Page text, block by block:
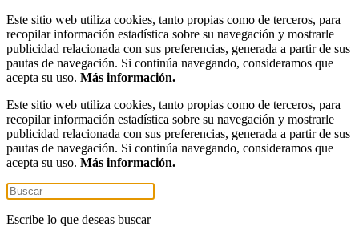
Este sitio web utiliza cookies, tanto propias como de terceros, para
recopilar información estadística sobre su navegación y mostrarle
publicidad relacionada con sus preferencias, generada a partir de sus
pautas de navegación. Si continúa navegando, consideramos que
acepta su uso. Más información.
Este sitio web utiliza cookies, tanto propias como de terceros, para
recopilar información estadística sobre su navegación y mostrarle
publicidad relacionada con sus preferencias, generada a partir de sus
pautas de navegación. Si continúa navegando, consideramos que
acepta su uso. Más información.
Escribe lo que deseas buscar